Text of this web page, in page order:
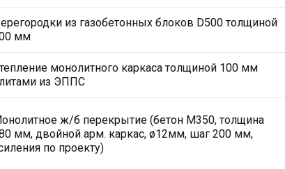
из газобетонных блоков D500 толщиной
мм
монолитного каркаса толщиной 100 мм
из ЭППС
ж/б перекрытие (бетон М350, толщина
мм, двойной арм. каркас, ø12мм, шаг 200 мм,
по проекту)